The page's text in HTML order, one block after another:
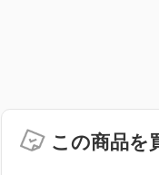
この商品を